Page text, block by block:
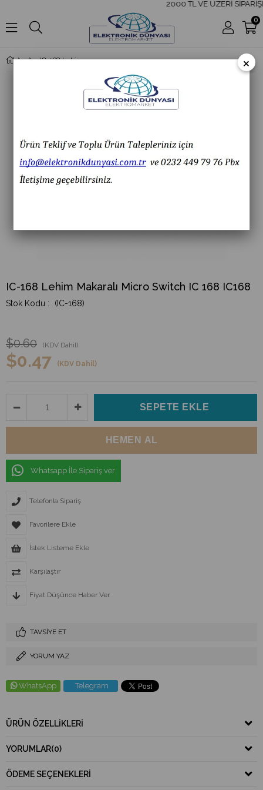
2000 TL VE ÜZERİ
0
IC-168 Lehim Makaralı Micro Switch IC 168 IC168
IC-168 Lehim Makaralı Micro Switch IC 168 IC168
(IC-168)
$0.60 (KDV Dahil)
$0.47 (KDV Dahil)
Whatsapp İle Sipariş ver
Telefonla Sipariş
Favorilere Ekle
İstek Listeme Ekle
Karşılaştır
Fiyat Düşünce Haber Ver
TAVSIYE ET
YORUM YAZ
WhatsApp Telegram
ÜRÜN ÖZELLIKLERI
YORUMLAR(0)
ÖDEME SEÇENEKLERI
×